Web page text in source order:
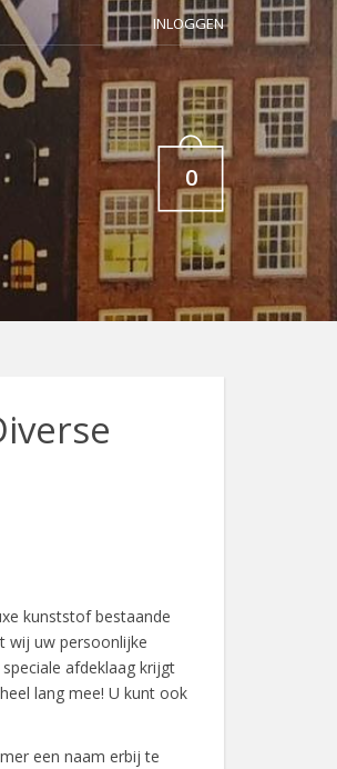
INLOGGEN
0
kunststof bestaande
wij uw persoonlijke
afdeklaag krijgt
lang mee! U kunt ook
een naam erbij te